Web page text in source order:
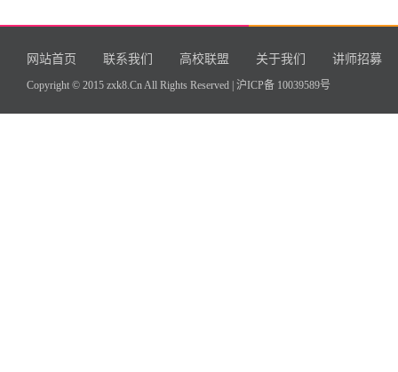
网站首页 联系我们 高校联盟 关于我们 讲师招募
Copyright © 2015 zxk8.Cn All Rights Reserved | 沪ICP备 10039589号